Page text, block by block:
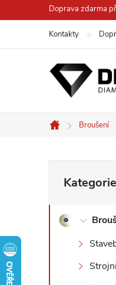
na
Doprava zdarma
Kontakty
Domů
Broušení
o
kategorie
Kategorie